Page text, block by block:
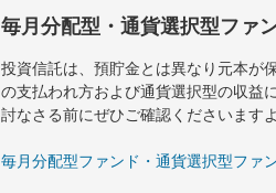
毎月分配型・通貨選択型ファ
投資信託は、預貯金とは異なり元本が
の支払われ方および通貨選択型の収益
討なさる前にぜひご確認くださいます
毎月分配型ファンド・通貨選択型ファ